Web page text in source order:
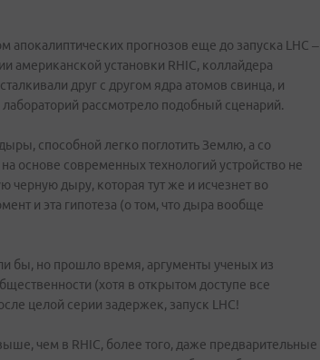
прогнозов еще до запуска LHC –
установки RHIC, коллайдера
друг с другом ядра атомов свинца, и
рассмотрело подобный сценарий.
способной легко поглотить Землю, а со
основе современных технологий устройство не
черную дыру, которая тут же и исчезнет во
и эта гипотеза (о том, что дыра вообще
бы, но прошло время, аргументы ученых из
(хотя в открытом доступе все
целой серии задержек, запуск LHC!
чем в RHIC, более того, даже предварительные